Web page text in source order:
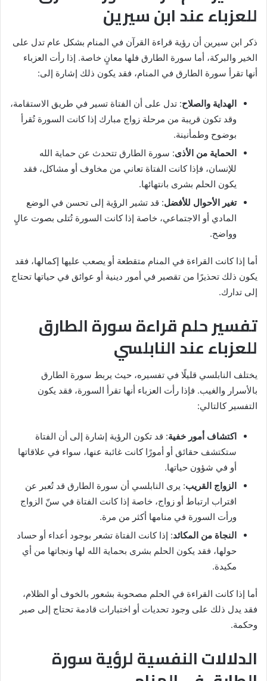
للعزباء عند ابن سيرين
ذكر ابن سيرين أن رؤية قراءة القرآن في المنام بشكل عام تدل على
الخير والبركة، أما سورة الطارق فلها معانٍ خاصة. إذا رأت العزباء
أنها تقرأ سورة الطارق في المنام، فقد يكون ذلك إشارة إلى:
الهداية والصلاح: تدل على أن الفتاة تسير في طريق الاستقامة،
وقد تكون قريبة من مرحلة زواج مبارك إذا كانت السورة تُقرأ
بوضوح وطمأنينة.
الحماية من الأذى: سورة الطارق تتحدث عن حماية الله
للإنسان، فإذا كانت الفتاة تعاني من مخاوف أو مشاكل، فقد
يكون الحلم بشرى بانتهائها.
تغير الأحوال للأفضل: قد تشير الرؤية إلى تحسن في الوضع
المادي أو الاجتماعي، خاصة إذا كانت السورة تُتلى بصوت عالٍ
وواضح.
أما إذا كانت القراءة في المنام متقطعة أو يصعب عليها إكمالها، فقد
يكون ذلك تحذيرًا من تقصير في أمور دينية أو عوائق في حياتها تحتاج
إلى تدارك.
تفسير حلم قراءة سورة الطارق
للعزباء عند النابلسي
يختلف النابلسي قليلًا في تفسيره، حيث يربط سورة الطارق
بالأسرار والغيب. فإذا رأت العزباء أنها تقرأ السورة، فقد يكون
التفسير كالتالي:
اكتشاف أمور خفية: قد تكون الرؤية إشارة إلى أن الفتاة
ستكتشف حقائق أو أمورًا كانت غائبة عنها، سواء في علاقاتها
أو في شؤون حياتها.
الزواج القريب: يرى النابلسي أن سورة الطارق قد تُعبر عن
اقتراب ارتباط أو زواج، خاصة إذا كانت الفتاة في سنّ الزواج
ورأت السورة في منامها أكثر من مرة.
النجاة من المكائد: إذا كانت الفتاة تشعر بوجود أعداء أو حساد
حولها، فقد يكون الحلم بشرى بحماية الله لها ونجاتها من أي
مكيدة.
أما إذا كانت القراءة في الحلم مصحوبة بشعور بالخوف أو الظلام،
فقد يدل ذلك على وجود تحديات أو اختبارات قادمة تحتاج إلى صبر
وحكمة.
الدلالات النفسية لرؤية سورة